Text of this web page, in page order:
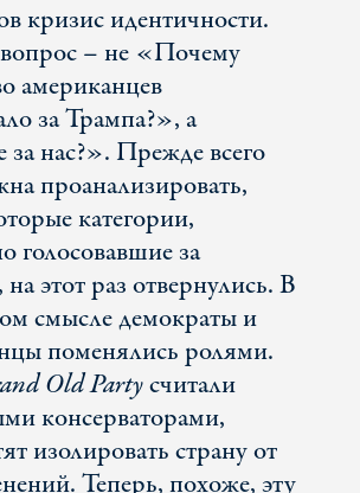
кризис идентичности.
– не «Почему
американцев
за Трампа?», а
нас?». Прежде всего
проанализировать,
категории,
голосовавшие за
этот раз отвернулись. В
смысле демократы и
поменялись ролями.
Old Partyсчитали
консерваторами,
изолировать страну от
Теперь, похоже, эту